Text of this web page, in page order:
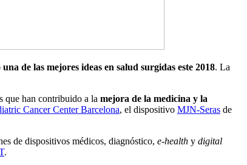
una de las mejores ideas en salud surgidas este 2018. La
que han contribuido a la mejora de la medicina y la
Cancer Center Barcelona, el dispositivo MJN-Seras de
de dispositivos médicos, diagnóstico, e-health y digital
.